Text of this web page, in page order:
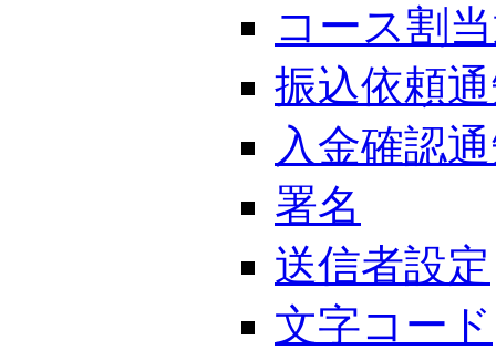
コース割
振込依頼
入金確認
署名
送信者設定
文字コード